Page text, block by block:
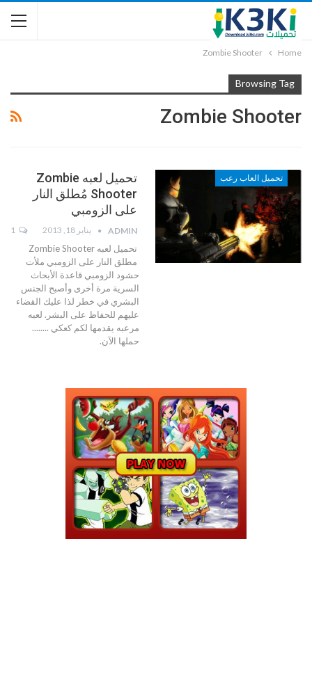
Home
Zombie Shooter
Browsing Tag
Zombie Shooter
تحميل العاب رعب
تحميل لعبه Zombie
Shooter مُطلق النار
على الزومبي
ADMIN يناير 18, 2013
تحميل لعبه Zombie Shooter
مطلق النار على الزومبي ملأت
حشود الزومبي قاعدة الأبحاث
السرية مرة أخرى وأصبح الجنس
البشري في خطر لذا عليك القضاء
عليهم للحفاظ على البشر. لعبه
مرعبه يقدمها لكم كعكي ........
حملها الآن.